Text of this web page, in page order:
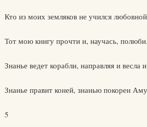
Кто из моих земляков не учился
Тот мою книгу прочти и, научась, полюби.
Знанье ведет корабли, направляя и весла
Знанье правит коней, знанью покорен
5